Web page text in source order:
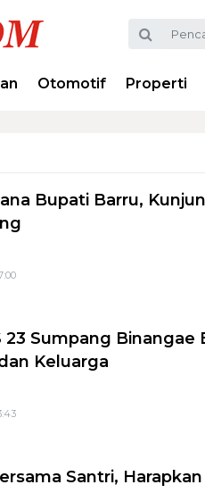
Otomotif Properti
Bupati Barru,
23 Sumpang Binangae
Keluarga
Santri,